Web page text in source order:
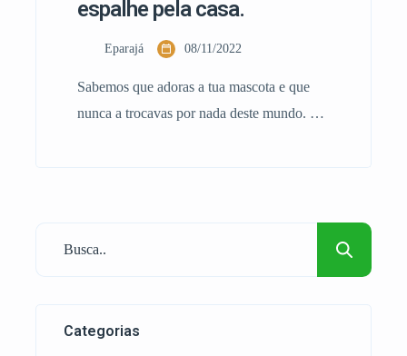
espalhe pela casa.
Eparajá 08/11/2022
Sabemos que adoras a tua mascota e que
nunca a trocavas por nada deste mundo. E
em tudo canto da sua casa terá vestígios e
Categorias